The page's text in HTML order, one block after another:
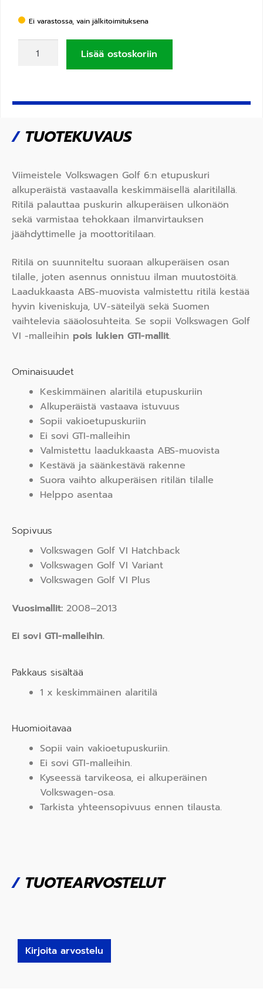
Ei varastossa, vain jälkitoimituksena
Lisää ostoskoriin
/TUOTEKUVAUS
Viimeistele Volkswagen Golf 6:n etupuskuri
alkuperäistä vastaavalla keskimmäisellä alaritilällä.
Ritilä palauttaa puskurin alkuperäisen ulkonäön
sekä varmistaa tehokkaan ilmanvirtauksen
jäähdyttimelle ja moottoritilaan.
Ritilä on suunniteltu suoraan alkuperäisen osan
tilalle, joten asennus onnistuu ilman muutostöitä.
Laadukkaasta ABS-muovista valmistettu ritilä kestää
hyvin kiveniskuja, UV-säteilyä sekä Suomen
vaihtelevia sääolosuhteita. Se sopii Volkswagen Golf
VI -malleihin pois lukien GTI-mallit.
Ominaisuudet
Keskimmäinen alaritilä etupuskuriin
Alkuperäistä vastaava istuvuus
Sopii vakioetupuskuriin
Ei sovi GTI-malleihin
Valmistettu laadukkaasta ABS-muovista
Kestävä ja säänkestävä rakenne
Suora vaihto alkuperäisen ritilän tilalle
Helppo asentaa
Sopivuus
Volkswagen Golf VI Hatchback
Volkswagen Golf VI Variant
Volkswagen Golf VI Plus
Vuosimallit: 2008–2013
Ei sovi GTI-malleihin.
Pakkaus sisältää
1 x keskimmäinen alaritilä
Huomioitavaa
Sopii vain vakioetupuskuriin.
Ei sovi GTI-malleihin.
Kyseessä tarvikeosa, ei alkuperäinen
Volkswagen-osa.
Tarkista yhteensopivuus ennen tilausta.
/TUOTEARVOSTELUT
Kirjoita arvostelu